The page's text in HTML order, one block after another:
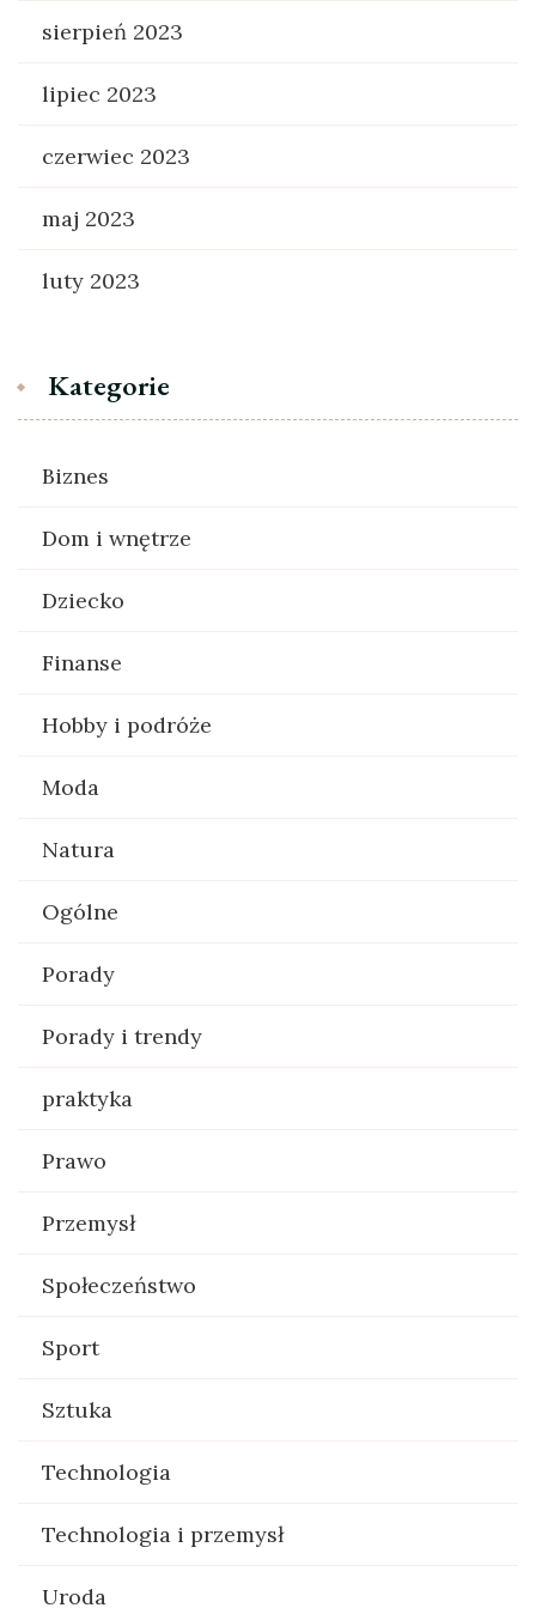
sierpień 2023
lipiec 2023
czerwiec 2023
maj 2023
luty 2023
Kategorie
Biznes
Dom i wnętrze
Dziecko
Finanse
Hobby i podróże
Moda
Natura
Ogólne
Porady
Porady i trendy
praktyka
Prawo
Przemysł
Społeczeństwo
Sport
Sztuka
Technologia
Technologia i przemysł
Uroda